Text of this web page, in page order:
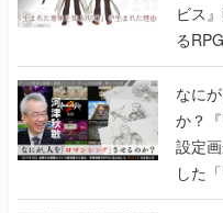
ビス
る
書】
なに
か？
設定
した
書】